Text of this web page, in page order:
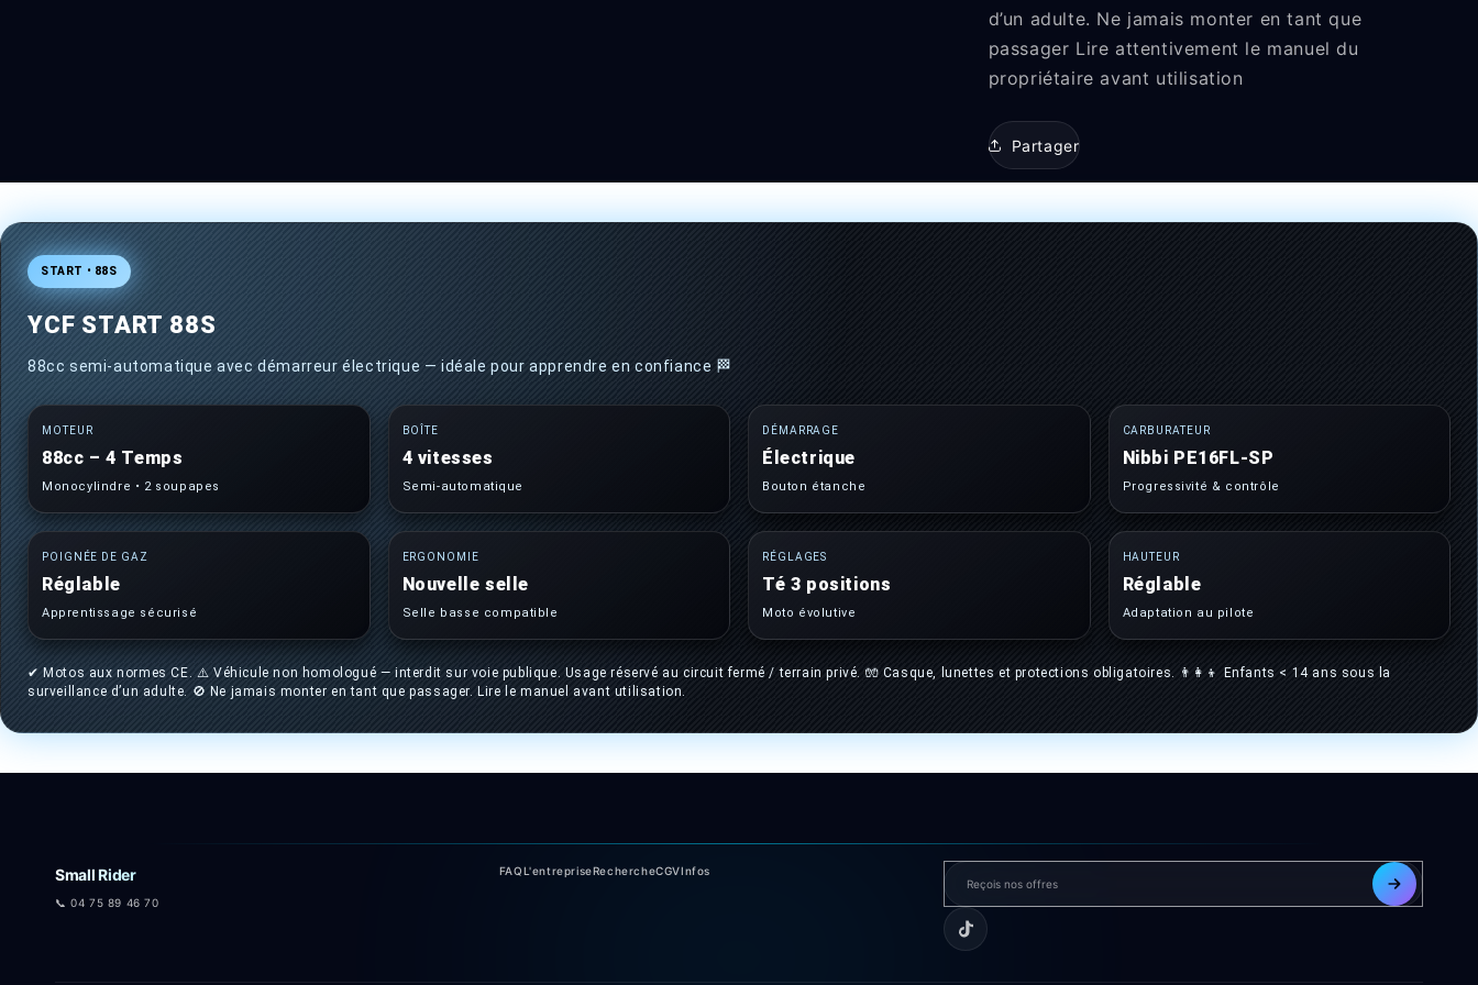
d’un adulte. Ne jamais monter en tant que
passager Lire attentivement le manuel du
propriétaire avant utilisation
Partager
START • 88S
YCF START 88S
88cc semi-automatique avec démarreur électrique — idéale pour apprendre en confiance 🏁
MOTEUR
88cc – 4 Temps
Monocylindre • 2 soupapes
BOÎTE
4 vitesses
Semi-automatique
DÉMARRAGE
Électrique
Bouton étanche
CARBURATEUR
Nibbi PE16FL-SP
Progressivité & contrôle
POIGNÉE DE GAZ
Réglable
Apprentissage sécurisé
ERGONOMIE
Nouvelle selle
Selle basse compatible
RÉGLAGES
Té 3 positions
Moto évolutive
HAUTEUR
Réglable
Adaptation au pilote
✔ Motos aux normes CE. ⚠️ Véhicule non homologué — interdit sur voie publique. Usage réservé au circuit fermé / terrain privé. 🧤 Casque, lunettes et protections obligatoires. 👨‍👩‍👦 Enfants < 14 ans sous la
surveillance d’un adulte. 🚫 Ne jamais monter en tant que passager. Lire le manuel avant utilisation.
Small Rider
📞 04 75 89 46 70
FAQL'entrepriseRechercheCGVInfos